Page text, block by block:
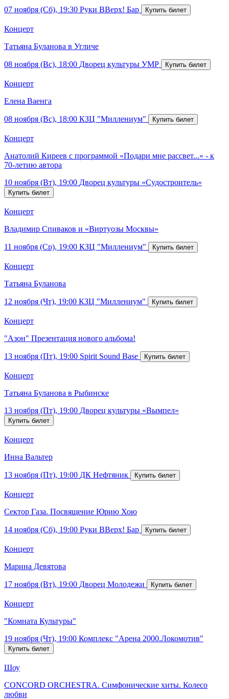
07 ноября (Сб), 19:30 Руки ВВерх! Бар
Концерт
Татьяна Буланова в Угличе
08 ноября (Вс), 18:00 Дворец культуры УМР
Концерт
Елена Ваенга
08 ноября (Вс), 18:00 КЗЦ "Миллениум"
Концерт
Анатолий Киреев с программой «Подари мне рассвет...» - к
70-летию автора
10 ноября (Вт), 19:00 Дворец культуры «Судостроитель»
Концерт
Владимир Спиваков и «Виртуозы Москвы»
11 ноября (Ср), 19:00 КЗЦ "Миллениум"
Концерт
Татьяна Буланова
12 ноября (Чт), 19:00 КЗЦ "Миллениум"
Концерт
"Азон" Презентация нового альбома!
13 ноября (Пт), 19:00 Spirit Sound Base
Концерт
Татьяна Буланова в Рыбинске
13 ноября (Пт), 19:00 Дворец культуры «Вымпел»
Концерт
Инна Вальтер
13 ноября (Пт), 19:00 ДК Нефтяник
Концерт
Сектор Газа. Посвящение Юрию Хою
14 ноября (Сб), 19:00 Руки ВВерх! Бар
Концерт
Марина Девятова
17 ноября (Вт), 19:00 Дворец Молодежи
Концерт
"Комната Культуры"
19 ноября (Чт), 19:00 Комплекс "Арена 2000.Локомотив"
Шоу
CONCORD ORCHESTRA. Симфонические хиты. Колесо
любви